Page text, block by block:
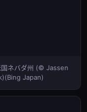
州 (© Jassen
Japan)